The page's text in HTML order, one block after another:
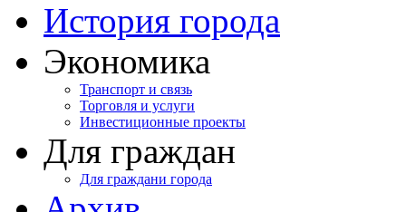
История города
Экономика
Транспорт и связь
Торговля и услуги
Инвестиционные проекты
Для граждан
Для граждани города